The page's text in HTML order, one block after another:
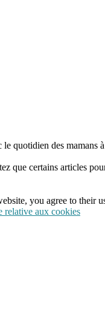
quotidien des mamans
que certains articles
you agree to their
relative aux cookies